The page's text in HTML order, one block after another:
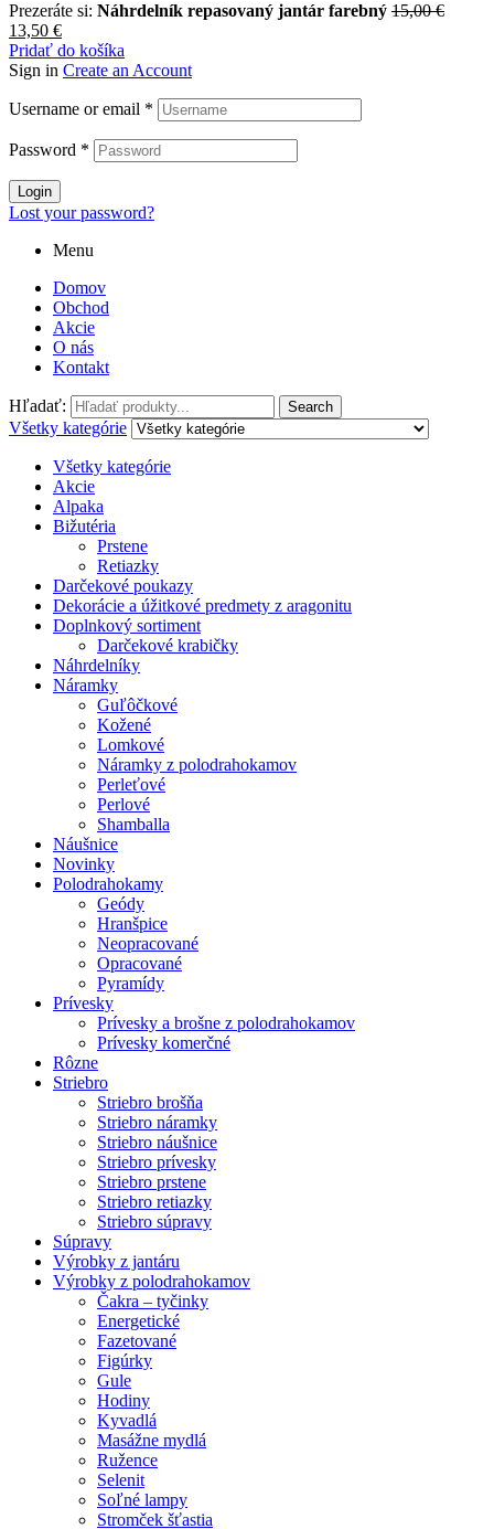
Prezeráte si: Náhrdelník repasovaný jantár farebný 15,00€
13,50 €
Pridať do košíka
Sign in Create an Account
Username or email *
Password *
Login
Lost your password?
Menu
Domov
Obchod
Akcie
O nás
Kontakt
Hľadať: Search
Všetky kategórie
Všetky kategórie
Akcie
Alpaka
Bižutéria
Prstene
Retiazky
Darčekové poukazy
Dekorácie a úžitkové predmety z aragonitu
Doplnkový sortiment
Darčekové krabičky
Náhrdelníky
Náramky
Guľôčkové
Kožené
Lomkové
Náramky z polodrahokamov
Perleťové
Perlové
Shamballa
Náušnice
Novinky
Polodrahokamy
Geódy
Hranšpice
Neopracované
Opracované
Pyramídy
Prívesky
Prívesky a brošne z polodrahokamov
Prívesky komerčné
Rôzne
Striebro
Striebro brošňa
Striebro náramky
Striebro náušnice
Striebro prívesky
Striebro prstene
Striebro retiazky
Striebro súpravy
Súpravy
Výrobky z jantáru
Výrobky z polodrahokamov
Čakra – tyčinky
Energetické
Fazetované
Figúrky
Gule
Hodiny
Kyvadlá
Masážne mydlá
Ružence
Selenit
Soľné lampy
Stromček šťastia